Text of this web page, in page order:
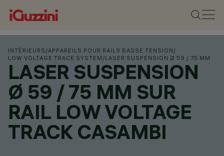
INTÉRIEURS /APPAREILS POUR RAILS BASSE TENSION /
LOW VOLTAGE TRACK SYSTEM /LASER SUSPENSION Ø 59 / 75 MM
LASER SUSPENSION
Ø 59 / 75 MM SUR
RAIL LOW VOLTAGE
TRACK CASAMBI